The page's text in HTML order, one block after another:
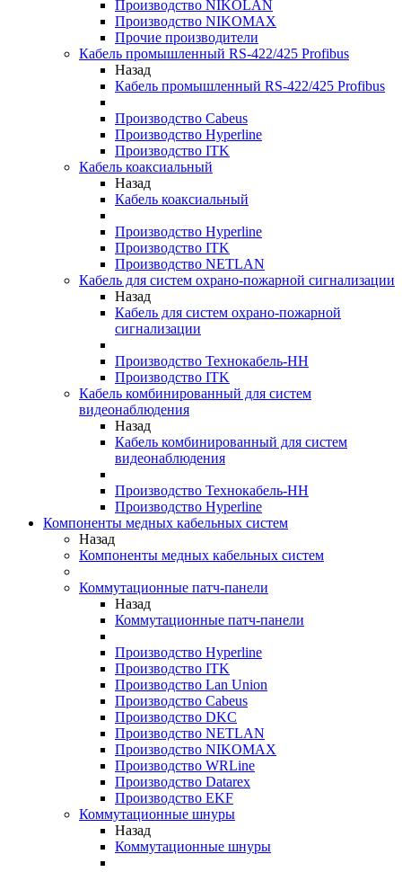
Производство NIKOLAN
Производство NIKOMAX
Прочие производители
Кабель промышленный RS-422/425 Profibus
Назад
Кабель промышленный RS-422/425 Profibus
Производство Cabeus
Производство Hyperline
Производство ITK
Кабель коаксиальный
Назад
Кабель коаксиальный
Производство Hyperline
Производство ITK
Производство NETLAN
Кабель для систем охрано-пожарной сигнализации
Назад
Кабель для систем охрано-пожарной
сигнализации
Производство Технокабель-НН
Производство ITK
Кабель комбинированный для систем
видеонаблюдения
Назад
Кабель комбинированный для систем
видеонаблюдения
Производство Технокабель-НН
Производство Hyperline
Компоненты медных кабельных систем
Назад
Компоненты медных кабельных систем
Коммутационные патч-панели
Назад
Коммутационные патч-панели
Производство Hyperline
Производство ITK
Производство Lan Union
Производство Cabeus
Производство DKC
Производство NETLAN
Производство NIKOMAX
Производство WRLine
Производство Datarex
Производство EKF
Коммутационные шнуры
Назад
Коммутационные шнуры